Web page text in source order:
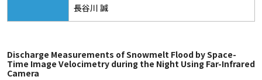
長谷川 誠
Discharge Measurements of Snowmelt Flood by Space-
Time Image Velocimetry during the Night Using Far-Infrared
Camera